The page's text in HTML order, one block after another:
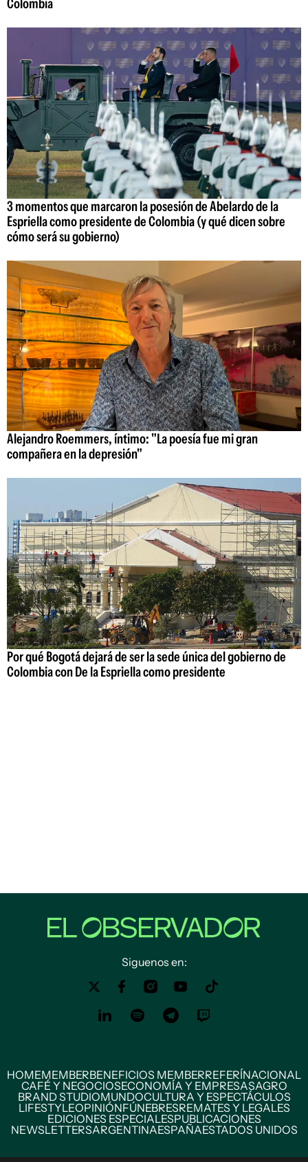
Colombia
3 momentos que marcaron la posesión de Abelardo de la
Espriella como presidente de Colombia (y qué dicen sobre
cómo será su gobierno)
Alejandro Roemmers, íntimo: "La poesía fue mi gran
compañera en la depresión"
Por qué Bogotá dejará de ser la sede única del gobierno de
Colombia con De la Espriella como presidente
Siguenos en:
HOMEMEMBERBENEFICIOS MEMBERREFERÍNACIONAL
CAFÉ Y NEGOCIOSECONOMÍA Y EMPRESASAGRO
BRAND STUDIOMUNDOCULTURA Y ESPECTÁCULOS
LIFESTYLEOPINIÓNFÚNEBRESREMATES Y LEGALES
EDICIONES ESPECIALESPUBLICACIONES
NEWSLETTERSARGENTINAESPAÑAESTADOS UNIDOS